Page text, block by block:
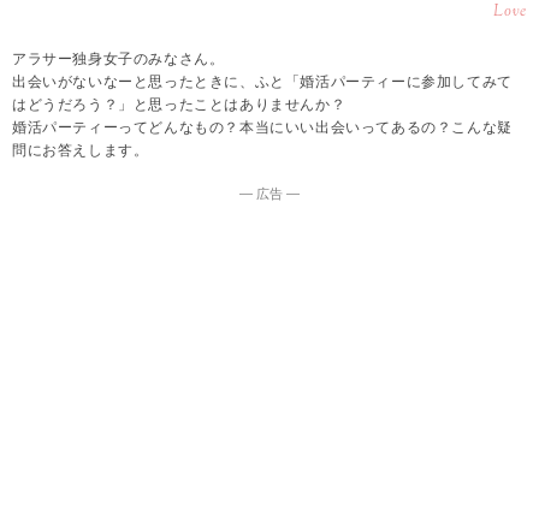
Love
アラサー独身女子のみなさん。
出会いがないなーと思ったときに、ふと「婚活パーティーに参加してみて
はどうだろう？」と思ったことはありませんか？
婚活パーティーってどんなもの？本当にいい出会いってあるの？こんな疑
問にお答えします。
― 広告 ―